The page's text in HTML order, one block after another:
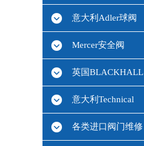
意大利Adler球阀
Mercer安全阀
英国BLACKHALL
意大利Technical
各类进口阀门维修